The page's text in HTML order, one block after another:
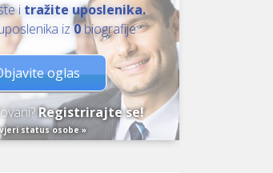
i tražite uposlenika.
iz0biografije
oglas
Registrirajte se!
status osobe »